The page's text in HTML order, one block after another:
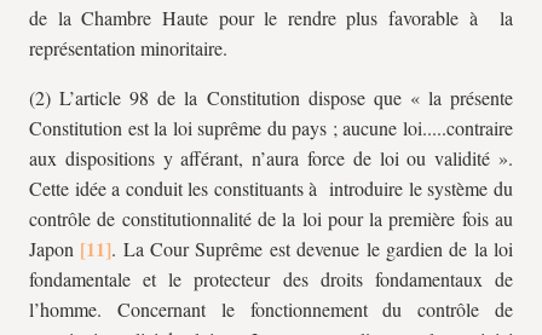
de la Chambre Haute pour le rendre plus favorable à la
représentation minoritaire.
(2) L’article 98 de la Constitution dispose que « la présente
Constitution est la loi suprême du pays ; aucune loi.....contraire
aux dispositions y afférant, n’aura force de loi ou validité ».
Cette idée a conduit les constituants à introduire le système du
contrôle de constitutionnalité de la loi pour la première fois au
Japon
. La Cour Suprême est devenue le gardien de la loi
fondamentale et le protecteur des droits fondamentaux de
l’homme. Concernant le fonctionnement du contrôle de